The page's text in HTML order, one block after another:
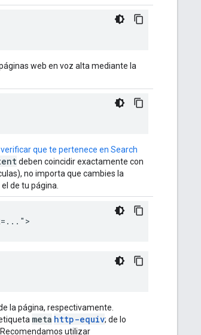
web en voz alta mediante la
verificar que te pertenece en Search
deben coincidir exactamente con
no importa que cambies la
de tu página.
la página, respectivamente.
meta http-equiv; de lo
utilizar